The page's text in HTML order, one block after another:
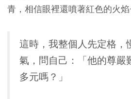
青，相信眼裡還噴著紅色的火
這時，我整個人先定格，
氣，問自己：「他的尊嚴
多元嗎？」